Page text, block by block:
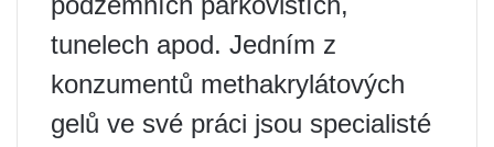
tunelech apod. Jedním z
konzumentů methakrylátových
gelů ve své práci jsou specialisté